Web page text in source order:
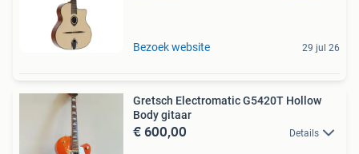
Bezoek website 29 jul 26
Gretsch Electromatic G5420T Hollow
Body gitaar
€ 600,00 Details